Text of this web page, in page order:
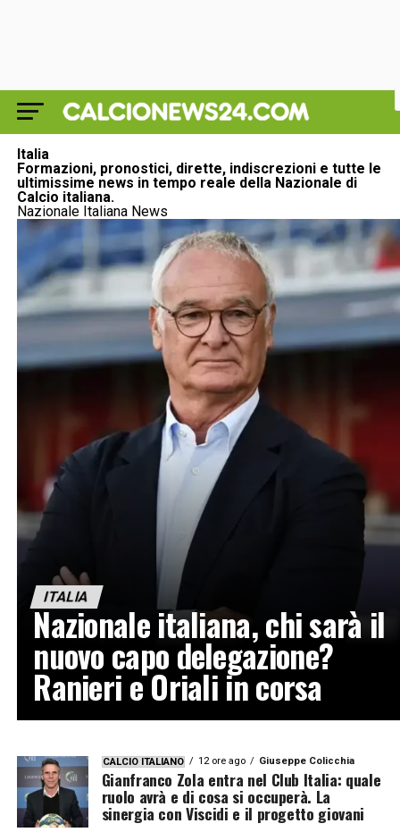
Italia
Formazioni, pronostici, dirette, indiscrezioni e tutte le
ultimissime news in tempo reale della Nazionale di
Calcio italiana.
Nazionale Italiana News
ITALIA
Nazionale italiana, chi sarà il
nuovo capo delegazione?
Ranieri e Oriali in corsa
CALCIO ITALIANO 12 ore ago Giuseppe Colicchia
Gianfranco Zola entra nel Club Italia: quale
ruolo avrà e di cosa si occuperà. La
sinergia con Viscidi e il progetto giovani